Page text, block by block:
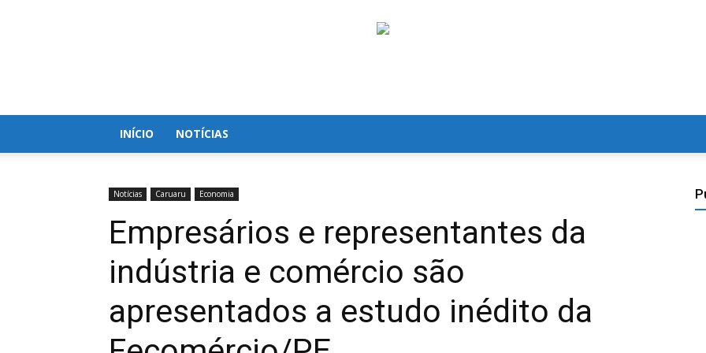
INÍCIO NOTÍCIAS
Notícias Caruaru Economia
Empresários e representantes da
indústria e comércio são
apresentados a estudo inédito da